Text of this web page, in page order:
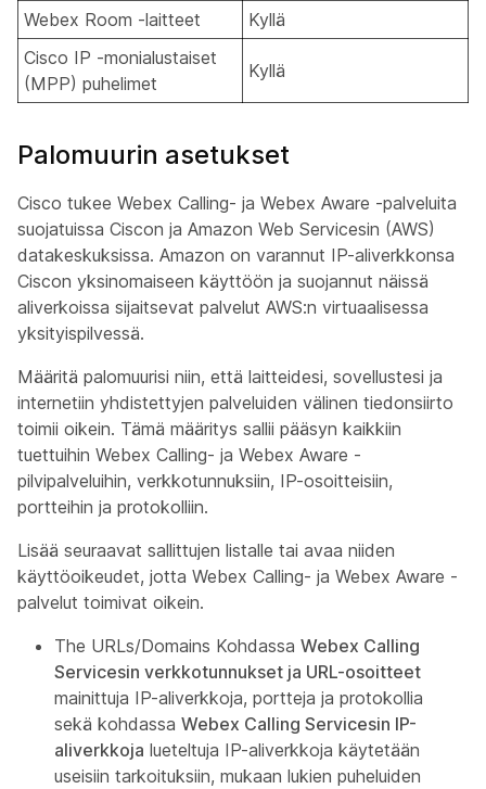
Webex Room -laitteet
Kyllä
Cisco IP -monialustaiset
(MPP) puhelimet
Kyllä
Palomuurin asetukset
Cisco tukee Webex Calling- ja Webex Aware -palveluita
suojatuissa Ciscon ja Amazon Web Servicesin (AWS)
datakeskuksissa. Amazon on varannut IP-aliverkkonsa
Ciscon yksinomaiseen käyttöön ja suojannut näissä
aliverkoissa sijaitsevat palvelut AWS:n virtuaalisessa
yksityispilvessä.
Määritä palomuurisi niin, että laitteidesi, sovellustesi ja
internetiin yhdistettyjen palveluiden välinen tiedonsiirto
toimii oikein. Tämä määritys sallii pääsyn kaikkiin
tuettuihin Webex Calling- ja Webex Aware -
pilvipalveluihin, verkkotunnuksiin, IP-osoitteisiin,
portteihin ja protokolliin.
Lisää seuraavat sallittujen listalle tai avaa niiden
käyttöoikeudet, jotta Webex Calling- ja Webex Aware -
palvelut toimivat oikein.
The URLs/Domains Kohdassa Webex Calling
Servicesin verkkotunnukset ja URL-osoitteet
mainittuja IP-aliverkkoja, portteja ja protokollia
sekä kohdassa Webex Calling Servicesin IP-
aliverkkoja lueteltuja IP-aliverkkoja käytetään
useisiin tarkoituksiin, mukaan lukien puheluiden